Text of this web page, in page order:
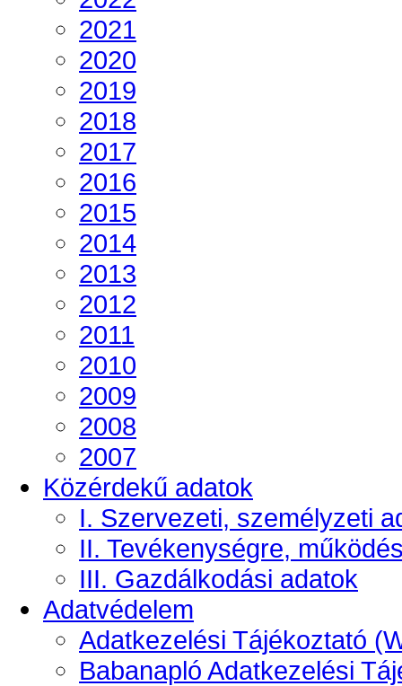
2021
2020
2019
2018
2017
2016
2015
2014
2013
2012
2011
2010
2009
2008
2007
Közérdekű adatok
I. Szervezeti, személyzeti
II. Tevékenységre,
III. Gazdálkodási adatok
Adatvédelem
Adatkezelési Tájékoztató
Babanapló Adatkezelési